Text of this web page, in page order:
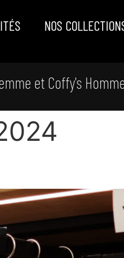
NOS
et Coffy's